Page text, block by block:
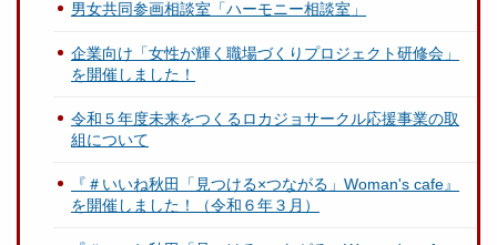
男女共同参画相談室「ハーモニー相談室」
企業向け「女性が輝く職場づくりプロジェクト研修会」
を開催しました！
令和５年度未来をつくるロカジョサークル応援事業の取
組について
『＃いいね秋田「見つける×つながる」Woman's cafe』
を開催しました！（令和６年３月）